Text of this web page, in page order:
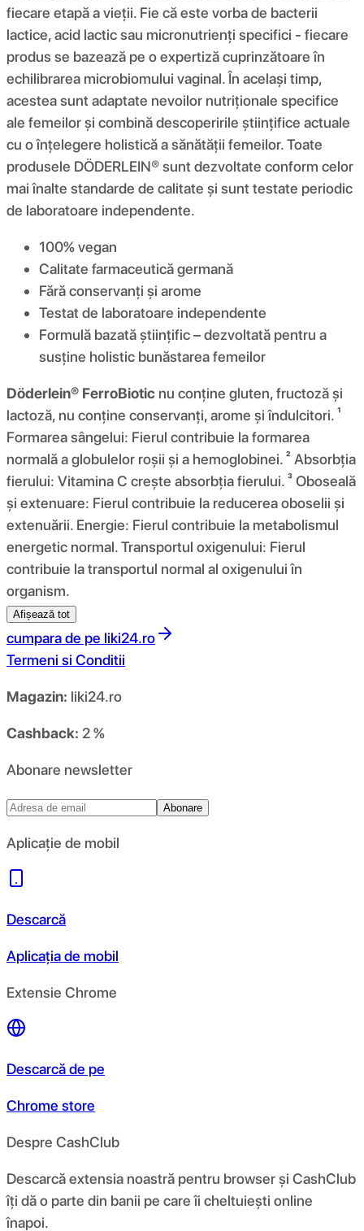
fiecare etapă a vieții. Fie că este vorba de bacterii
lactice, acid lactic sau micronutrienți specifici - fiecare
produs se bazează pe o expertiză cuprinzătoare în
echilibrarea microbiomului vaginal. În același timp,
acestea sunt adaptate nevoilor nutriționale specifice
ale femeilor și combină descoperirile științifice actuale
cu o înțelegere holistică a sănătății femeilor. Toate
produsele DÖDERLEIN® sunt dezvoltate conform celor
mai înalte standarde de calitate și sunt testate periodic
de laboratoare independente.
100% vegan
Calitate farmaceutică germană
Fără conservanți și arome
Testat de laboratoare independente
Formulă bazată științific – dezvoltată pentru a
susține holistic bunăstarea femeilor
Döderlein® FerroBiotic nu conține gluten, fructoză și
lactoză, nu conține conservanți, arome și îndulcitori. ¹
Formarea sângelui: Fierul contribuie la formarea
normală a globulelor roșii și a hemoglobinei. ² Absorbția
fierului: Vitamina C crește absorbția fierului. ³ Oboseală
și extenuare: Fierul contribuie la reducerea oboselii și
extenuării. Energie: Fierul contribuie la metabolismul
energetic normal. Transportul oxigenului: Fierul
contribuie la transportul normal al oxigenului în
organism.
Afișează tot
cumpara de pe liki24.ro
Termeni si Conditii
Magazin: liki24.ro
Cashback: 2 %
Abonare newsletter
Abonare
Aplicație de mobil
Descarcă
Aplicația de mobil
Extensie Chrome
Descarcă de pe
Chrome store
Despre CashClub
Descarcă extensia noastră pentru browser și CashClub
îți dă o parte din banii pe care îi cheltuiești online
înapoi.